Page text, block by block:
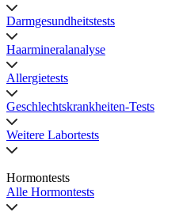
Darmgesundheitstests
Haarmineralanalyse
Allergietests
Geschlechtskrankheiten-Tests
Weitere Labortests
Hormontests
Alle Hormontests